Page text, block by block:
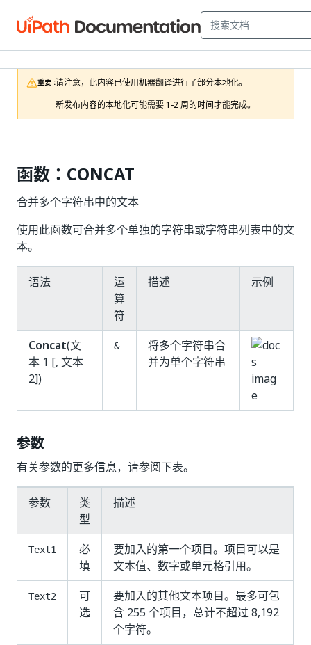
重要 :请注意，此内容已使用机器翻译进行了部分本地化。
新发布内容的本地化可能需要 1-2 周的时间才能完成。
函数：CONCAT
合并多个字符串中的文本
使用此函数可合并多个单独的字符串或字符串列表中的文
本。
语法
运
算
符
描述 示例
Concat(文
本 1 [, 文本
2])
&
将多个字符串合
并为单个字符串
参数
有关参数的更多信息，请参阅下表。
参数
类
型
描述
Text1
必
填
要加入的第一个项目。项目可以是
文本值、数字或单元格引用。
Text2
可
选
要加入的其他文本项目。最多可包
含 255 个项目，总计不超过 8,192
个字符。